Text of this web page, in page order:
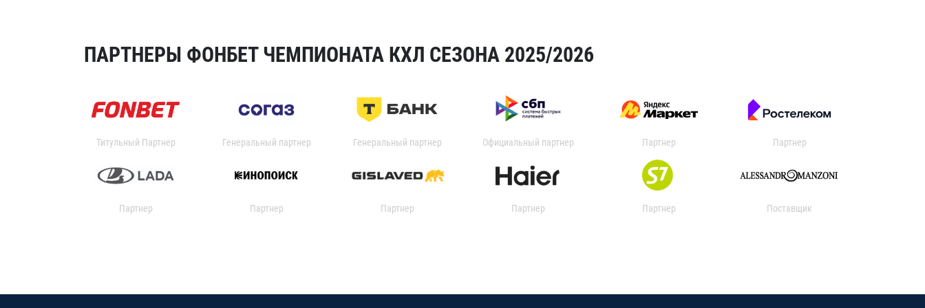
ПАРТНЕРЫ ФОНБЕТ ЧЕМПИОНАТА КХЛ СЕЗОНА 2025/2026
Титульный Партнер Генеральный партнер Генеральный партнер Официальный партнер Партнер Партнер
Партнер Партнер Партнер Партнер Партнер Поставщик